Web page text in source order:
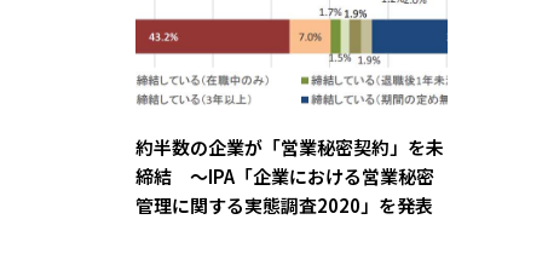
約半数の企業が「営業秘密契約」を未
締結 ～IPA「企業における営業秘密
管理に関する実態調査2020」を発表